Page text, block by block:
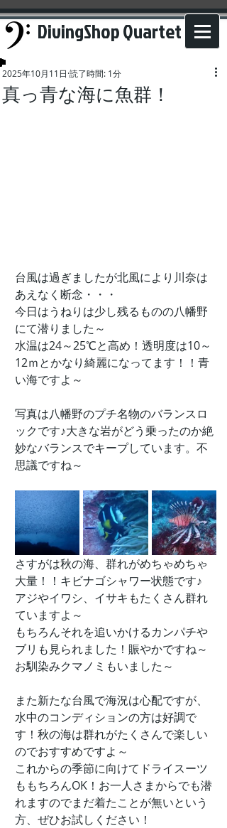
DivingShop Quartet
真っ青な海に魚群！
2025年10月11日 読了時間: 1分
台風は過ぎましたが北風により川奈は
あえなく断念・・・
今日はうねりは少し残るものの八幡野
にて潜りました～
水温は24～25℃と高め！透明度は10～
12ｍとかなり綺麗になってます！！青
い海ですよ～
写真は八幡野のプチ名物のバランスロ
ックです♪大きな岩がどう乗ったのか絶
妙なバランスでキープしています。不
思議ですね～
さすがは秋の海、群れがめちゃめちゃ
大量！！キビナゴシャワー状態です♪
アジやイワシ、イサキもたくさん群れ
ていますよ～
もちろんそれを追いかけるカンパチや
ブリも見られました！賑やかですね～
お馴染みクマノミもいました～
また新たな台風で海況は心配ですが、
水中のコンディションの方は好調で
す！秋の海は群れがたくさんで楽しい
のでおすすめですよ～
これからの季節に向けてドライスーツ
ももちろんOK！お一人さまからでも潜
れますのでまだ着たことが無いという
方、ぜひお試しください！